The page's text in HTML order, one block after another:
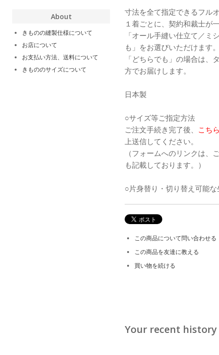
寸法を全て指定できるフル
１着ごとに、契約和裁士が
「オール手縫い仕立て／ミ
も」をお選びいただけます
「どちらでも」の場合は、
方でお届けします。
日本製
○サイズ等ご指定方法
ご注文手続き完了後、 こち
上送信してください。
（フォームへのリンクは、
も記載しております。）
○片身替り・切り替え可能
この商品について問い合わせる
この商品を友達に教える
買い物を続ける
Your recent history
About
きものの縫製仕様について
お店について
お支払い方法、送料について
きもののサイズについて